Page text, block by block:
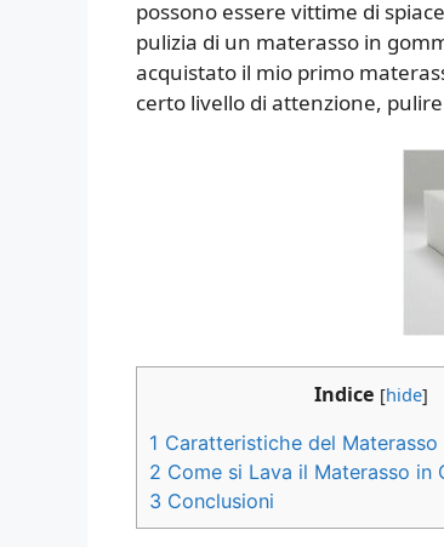
possono essere vittime di
pulizia di un materasso in
acquistato il mio primo
certo livello di attenzione,
Indice [hide]
1 Caratteristiche del Materasso
2 Come si Lava il Materasso in
3 Conclusioni